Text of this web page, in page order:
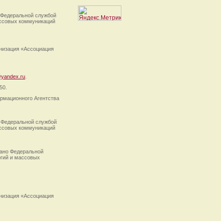
службой
коммуникаций
«Ассоциация
Агентства
службой
коммуникаций
Федеральной
и массовых
«Ассоциация